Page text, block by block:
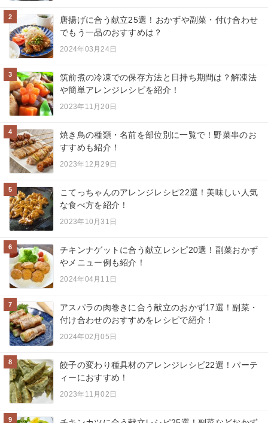
2
唐揚げに合う献立25選！おかずや副菜・付け合わせ
でもう一品のおすすめは？
2024年03月24日
3
筑前煮の冷凍での保存方法と日持ち期間は？解凍法
や簡単アレンジレシピを紹介！
2023年11月20日
4
焼き鳥の種類・名前を部位別に一覧で！野菜串のお
すすめも紹介！
2023年12月29日
5
こてっちゃんのアレンジレシピ22選！美味しい人気
な食べ方を紹介！
2023年10月31日
6
チキンナゲットに合う献立レシピ20選！副菜おかず
やメニュー例も紹介！
2024年04月11日
7
アスパラの肉巻きに合う献立のおかず17選！副菜・
付け合わせのおすすめをレシピで紹介！
2024年02月05日
8
餃子の変わり種具材のアレンジレシピ22選！パーテ
ィーにおすすめ！
2023年11月02日
9